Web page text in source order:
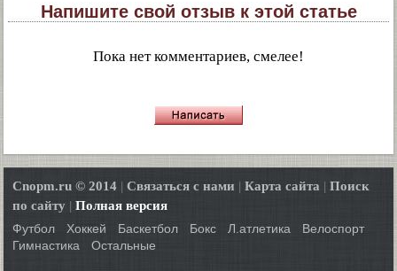
Напишите свой отзыв к этой статье
Пока нет комментариев, смелее!
Cnopm.ru © 2014 | Связаться с нами | Карта сайта | Поиск
по сайту | Полная версия
Футбол
Хоккей Баскетбол Бокс Л.атлетика
Велоспорт
Гимнастика
Остальные